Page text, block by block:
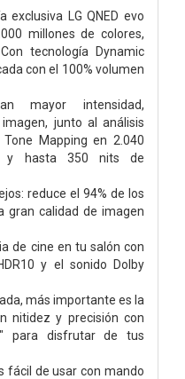
exclusiva LG QNED evo
millones de colores,
tecnología Dynamic
con el 100% volumen
mayor intensidad,
junto al análisis
Mapping en 2.040
y hasta 350 nits de
reduce el 94% de los
gran calidad de imagen
de cine en tu salón con
y el sonido Dolby
más importante es la
nitidez y precisión con
para disfrutar de tus
fácil de usar con mando